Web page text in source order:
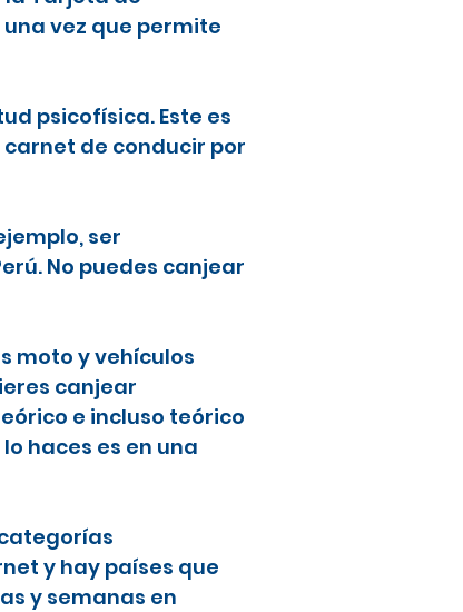
vez que permite
psicofísica. Este es
de conducir por
ser
No puedes canjear
moto y vehículos
canjear
e incluso teórico
haces es en una
y hay países que
y semanas en